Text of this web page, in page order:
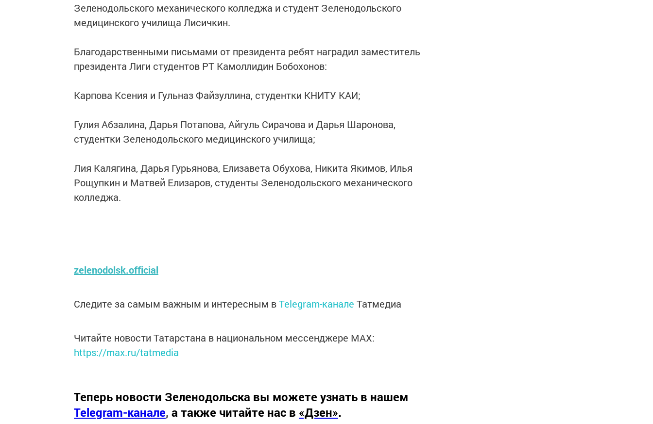
Зеленодольского механического колледжа и студент Зеленодольского
медицинского училища Лисичкин.
Благодарственными письмами от президента ребят наградил заместитель
президента Лиги студентов РТ Камоллидин Бобохонов:
Карпова Ксения и Гульназ Файзуллина, студентки КНИТУ КАИ;
Гулия Абзалина, Дарья Потапова, Айгуль Сирачова и Дарья Шаронова,
студентки Зеленодольского медицинского училища;
Лия Калягина, Дарья Гурьянова, Елизавета Обухова, Никита Якимов, Илья
Рощупкин и Матвей Елизаров, студенты Зеленодольского механического
колледжа.
zelenodolsk.official
Следите за самым важным и интересным вTelegram-канале Татмедиа
Читайте новости Татарстана в национальном мессенджере MАХ:
https://max.ru/tatmedia
Теперь новости Зеленодольска вы можете узнать в нашем
Telegram-канале, а также читайте нас в «Дзен».